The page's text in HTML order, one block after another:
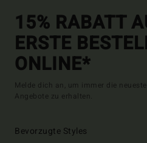
15% RABATT
ERSTE
ONLINE*
Melde dich an, um immer die
Angebote zu erhalten.
Bevorzugte Styles